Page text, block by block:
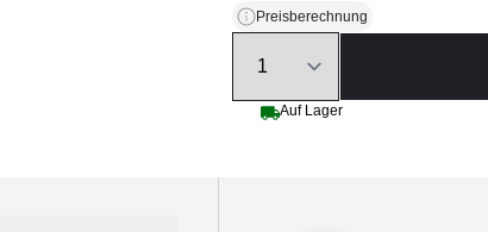
Preisberechnung
Auf Lager